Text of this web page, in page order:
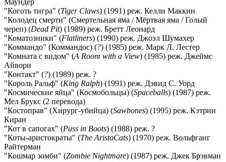
Маундер
"Коготь тигра" (Tiger Claws) (1991) реж. Келли Маккин
"Колодец смерти" (Смертельная яма / Мёртвая яма / Голый
череп) (Dead Pit) (1989) реж. Бретт Леонард
"Коматозники" (Flatliners) (1990) реж. Джоэл Шумахер
"Коммандо" (Коммандос) (?) (1985) реж. Марк Л. Лестер
"Комната с видом" (A Room with a View) (1985) реж. Джеймс
Айвори
"Контакт" (?) (1989) реж. ?
"Король Ральф" (King Ralph) (1991) реж. Дэвид С. Уорд
"Космические яйца" (Космобольцы) (Spaceballs) (1987) реж.
Мел Брукс (2 перевода)
"Костоправ" (Хирург-убийца) (Sawbones) (1995) реж. Кэтрин
Киран
"Кот в сапогах" (Puss in Boots) (1988) реж. ?
"Коты-аристократы" (The AristoCats) (1970) реж. Вольфганг
Райтерман
"Кошмар зомби" (Zombie Nightmare) (1987) реж. Джек Брэвман